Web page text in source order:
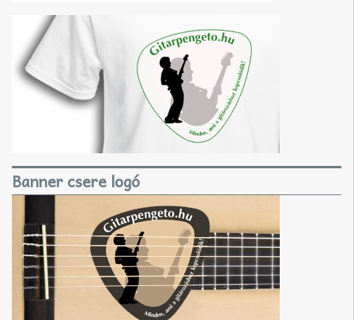
Banner csere logó